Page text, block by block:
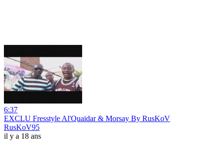
6:37
EXCLU Fresstyle Al'Quaidar & Morsay By RusKoV
RusKoV95
il y a 18 ans